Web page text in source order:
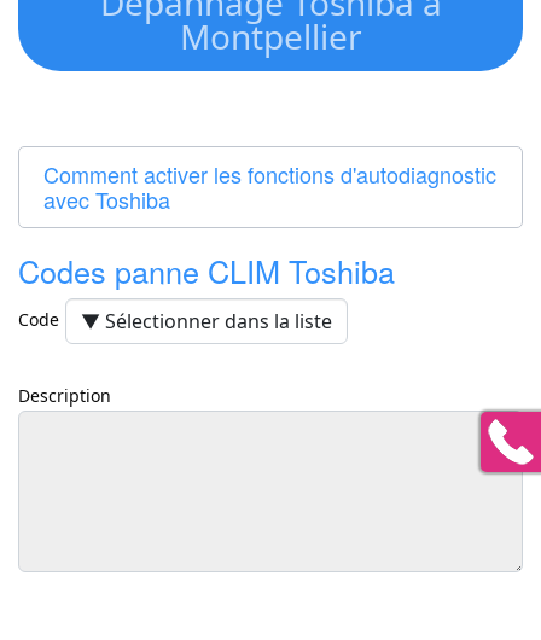
Montpellier
Comment activer les fonctions d'autodiagnostic
avec Toshiba
Codes panne CLIM Toshiba
Code
Description